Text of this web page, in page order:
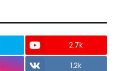
2.7k
1.2k